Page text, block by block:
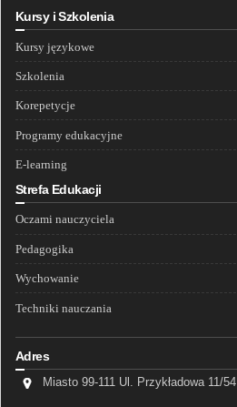
Kursy i Szkolenia
Kursy językowe
Szkolenia
Korepetycje
Programy edukacyjne
E-learning
Strefa Edukacji
Oczami nauczyciela
Pedagogika
Wychowanie
Techniki nauczania
Adres
Miasto 99-111 Ul. Przykładowa 11/54